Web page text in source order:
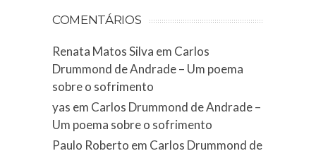
COMENTÁRIOS
Renata Matos Silva em Carlos
Drummond de Andrade – Um poema
sobre o sofrimento
yas em Carlos Drummond de Andrade –
Um poema sobre o sofrimento
Paulo Roberto em Carlos Drummond de